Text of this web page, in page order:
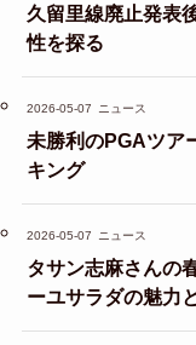
久留里線廃止発表
性を探る
2026-05-07 ニュース
未勝利のPGAツア
キング
2026-05-07 ニュース
タサン志麻さんの
ーユサラダの魅力